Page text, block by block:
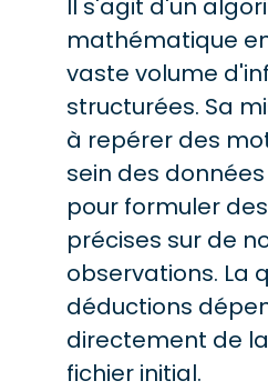
Il s'agit d'un
mathématique
vaste volume
structurées. Sa
à repérer des
sein des
pour formuler
précises sur de
observations. La
déductions
directement de
fichier initial.